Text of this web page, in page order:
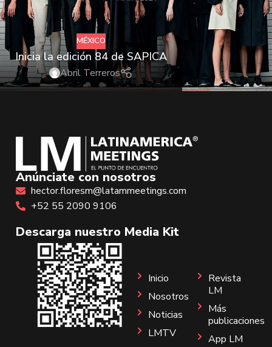
MÉXICO
Inicia la edición 84 de SAPICA
Abril Terreros
Anúnciate con nosotros
hector.floresm@latammeetings.com
+52 55 2090 9106
Descarga nuestro Media Kit
Inicio
Nosotros
Noticias
LMTV
Revista
LM
Más
publicaciones
App LM